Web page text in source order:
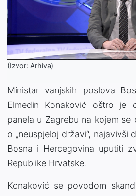
(Izvor: Arhiva)
Ministar vanjskih poslova
Elmedin Konaković oštro je
panela u Zagrebu na kojem se
o „neuspjeloj državi“, najavivši
Bosna i Hercegovina uputiti
Republike Hrvatske.
Konaković se povodom